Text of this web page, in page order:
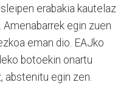
erabakia kautelaz
egin zuen
eman dio. EAJko
botoekin onartu
abstenitu egin zen.